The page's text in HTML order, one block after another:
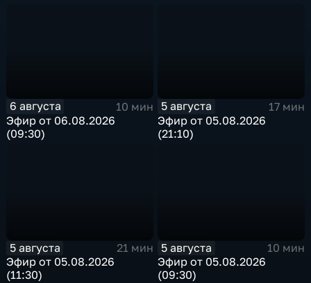
6 августа
10 мин
Эфир от 06.08.2026
(09:30)
5 августа
17 мин
Эфир от 05.08.2026
(21:10)
5 августа
21 мин
Эфир от 05.08.2026
(11:30)
5 августа
10 мин
Эфир от 05.08.2026
(09:30)